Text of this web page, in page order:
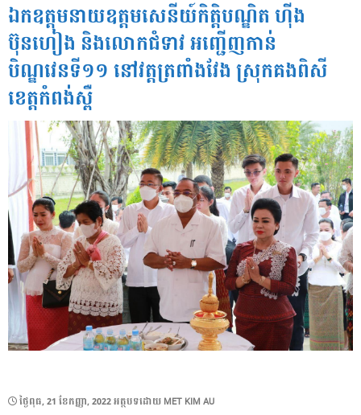
ឯកឧត្តមនាយឧត្តមសេនីយ៍កិតិ្តបណ្ឌិត ហ៊ីង
ប៊ុនហៀង និងលោកជំទាវ អញ្ជើញកាន់
បិណ្ឌវេនទី១១ នៅវត្តត្រពាំងវែង ស្រុកគងពិសី
ខេត្តកំពង់ស្ពឺ
POSTED
ថ្ងៃ​ពុធ, 21 ខែ​កញ្ញា, 2022អត្ថបទដោយ MET KIM AU